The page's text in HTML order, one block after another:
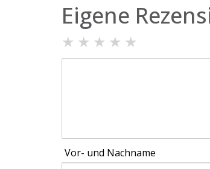
Eigene
★ ★ ★ ★ ★
Vor- und Nachname